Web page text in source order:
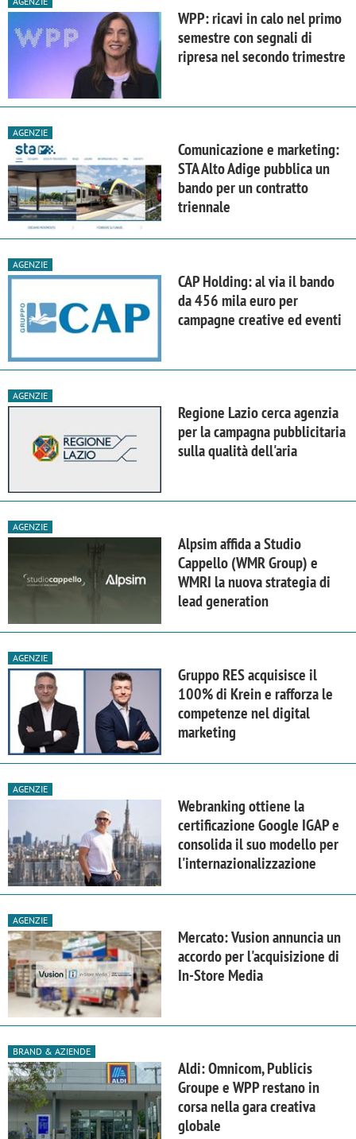
WPP: ricavi in calo nel primo
semestre con segnali di
ripresa nel secondo trimestre
AGENZIE
Comunicazione e marketing:
STA Alto Adige pubblica un
bando per un contratto
triennale
AGENZIE
CAP Holding: al via il bando
da 456 mila euro per
campagne creative ed eventi
AGENZIE
Regione Lazio cerca agenzia
per la campagna pubblicitaria
sulla qualità dell'aria
AGENZIE
Alpsim affida a Studio
Cappello (WMR Group) e
WMRI la nuova strategia di
lead generation
AGENZIE
Gruppo RES acquisisce il
100% di Krein e rafforza le
competenze nel digital
marketing
AGENZIE
Webranking ottiene la
certificazione Google IGAP e
consolida il suo modello per
l'internazionalizzazione
AGENZIE
Mercato: Vusion annuncia un
accordo per l'acquisizione di
In-Store Media
BRAND & AZIENDE
Aldi: Omnicom, Publicis
Groupe e WPP restano in
corsa nella gara creativa
globale